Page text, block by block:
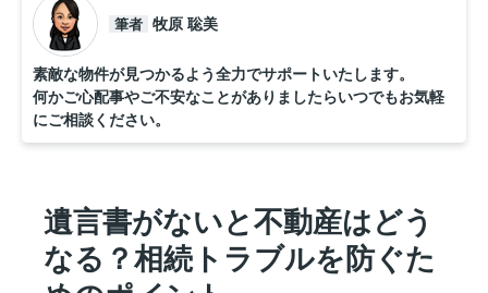
筆者 牧原 聡美
素敵な物件が見つかるよう全力でサポートいたします。
何かご心配事やご不安なことがありましたらいつでもお気軽
にご相談ください。
遺言書がないと不動産はどう
なる？相続トラブルを防ぐた